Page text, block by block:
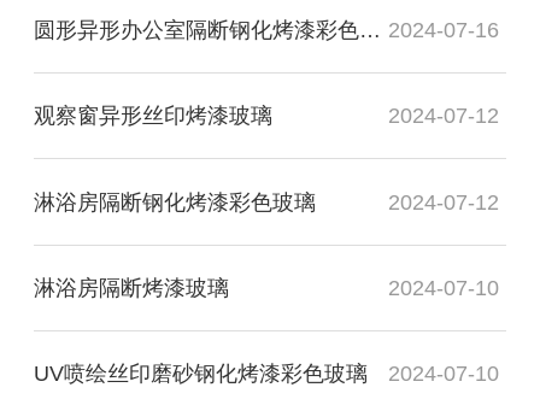
圆形异形办公室隔断钢化烤漆彩色玻璃 2024-07-16
观察窗异形丝印烤漆玻璃 2024-07-12
淋浴房隔断钢化烤漆彩色玻璃 2024-07-12
淋浴房隔断烤漆玻璃 2024-07-10
UV喷绘丝印磨砂钢化烤漆彩色玻璃 2024-07-10